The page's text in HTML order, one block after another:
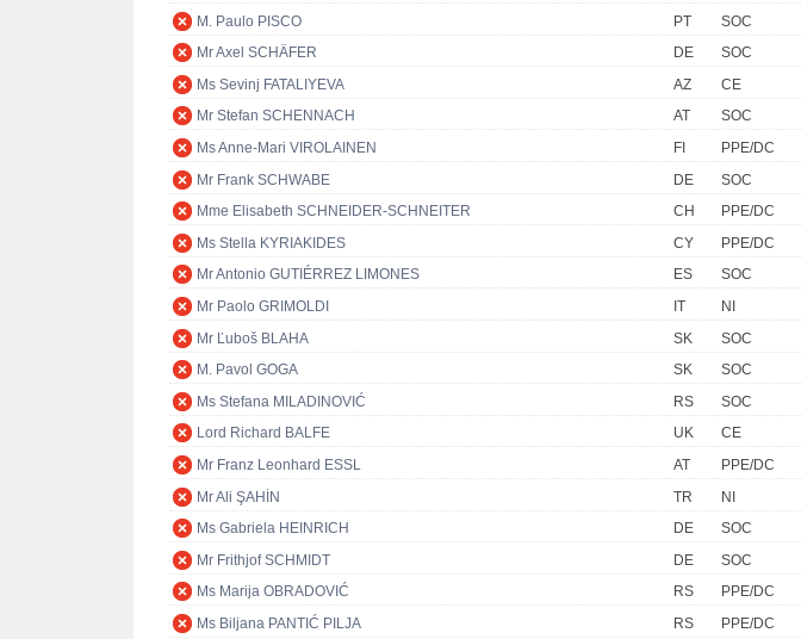
M. Paulo PISCO
PT
SOC
Mr Axel SCHÄFER
DE
SOC
Ms Sevinj FATALIYEVA
AZ
CE
Mr Stefan SCHENNACH
AT
SOC
Ms Anne-Mari VIROLAINEN
FI
PPE/DC
Mr Frank SCHWABE
DE
SOC
Mme Elisabeth SCHNEIDER-SCHNEITER
CH
PPE/DC
Ms Stella KYRIAKIDES
CY
PPE/DC
Mr Antonio GUTIÉRREZ LIMONES
ES
SOC
Mr Paolo GRIMOLDI
IT
NI
Mr Ľuboš BLAHA
SK
SOC
M. Pavol GOGA
SK
SOC
Ms Stefana MILADINOVIĆ
RS
SOC
Lord Richard BALFE
UK
CE
Mr Franz Leonhard ESSL
AT
PPE/DC
Mr Ali ŞAHİN
TR
NI
Ms Gabriela HEINRICH
DE
SOC
Mr Frithjof SCHMIDT
DE
SOC
Ms Marija OBRADOVIĆ
RS
PPE/DC
Ms Biljana PANTIĆ PILJA
RS
PPE/DC